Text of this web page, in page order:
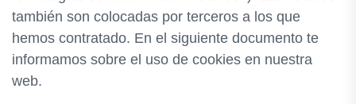
también son colocadas por terceros a los que
hemos contratado. En el siguiente documento te
informamos sobre el uso de cookies en nuestra
web.